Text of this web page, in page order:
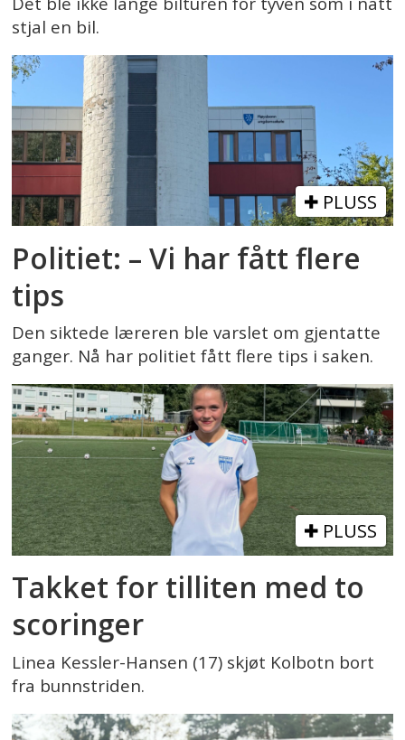
stjal en bil.
PLUSS
Politiet: – Vi har fått flere
tips
Den siktede læreren ble varslet om gjentatte
ganger. Nå har politiet fått flere tips i saken.
PLUSS
Takket for tilliten med to
scoringer
Linea Kessler-Hansen (17) skjøt Kolbotn bort
fra bunnstriden.